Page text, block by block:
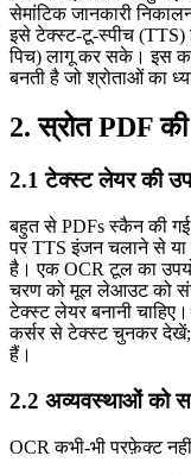
सेमांटिक जानकारी
इसे टेक्स्ट‑टू‑स्पीच (TTS)
पिच) लागू कर सके। इस
बनती है जो श्रोताओं का
2. स्रोत PDF की
2.1 टेक्स्ट लेयर की
बहुत से PDFs स्कैन की गई
पर TTS इंजन चलाने से या
है। एक OCR टूल का
चरण को मूल लेआउट को
टेक्स्ट लेयर बनानी
कर्सर से टेक्स्ट चुनकर
हैं।
2.2 अव्यवस्थाओं को
OCR कभी‑भी परफ़ेक्ट